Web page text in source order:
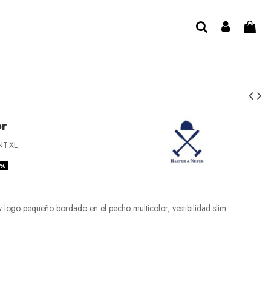
pequeño bordado en el pecho multicolor, vestibilidad slim.